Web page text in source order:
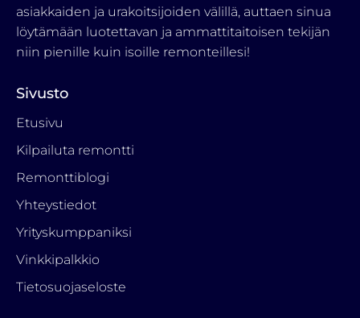
asiakkaiden ja urakoitsijoiden välillä, auttaen sinua
löytämään luotettavan ja ammattitaitoisen tekijän
niin pienille kuin isoille remonteillesi!
Sivusto
Etusivu
Kilpailuta remontti
Remonttiblogi
Yhteystiedot
Yrityskumppaniksi
Vinkkipalkkio
Tietosuojaseloste